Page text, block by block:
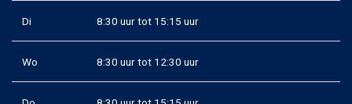
Di 8:30 uur tot 15:15 uur
Wo 8:30 uur tot 12:30 uur